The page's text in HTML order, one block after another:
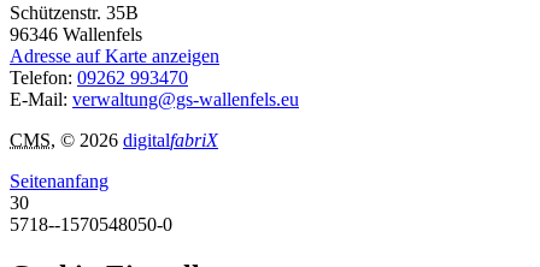
Schützenstr. 35B
96346 Wallenfels
Adresse auf Karte anzeigen
Telefon: 09262 993470
E-Mail: verwaltung@gs-wallenfels.eu
CMS, © 2026 digitalfabriX
Seitenanfang
30
5718--1570548050-0